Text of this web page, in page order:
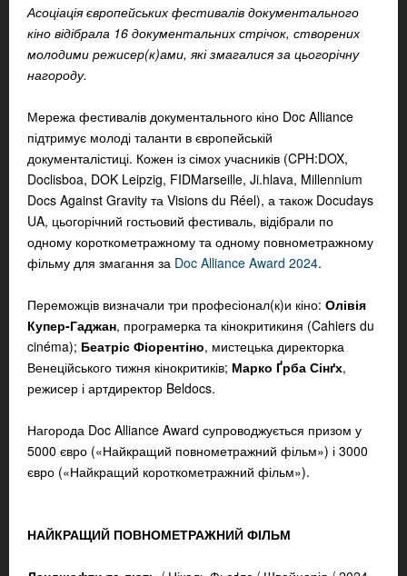
Асоціація європейських фестивалів документального
кіно відібрала 16 документальних стрічок, створених
молодими режисер(к)ами, які змагалися за цьогорічну
нагороду.
Мережа фестивалів документального кіно Doc Alliance
підтримує молоді таланти в європейській
документалістиці. Кожен із сімох учасників (CPH:DOX,
Doclisboa, DOK Leipzig, FIDMarseille, Ji.hlava, Millennium
Docs Against Gravity та Visions du Réel), а також Docudays
UA, цьогорічний гостьовий фестиваль, відібрали по
одному короткометражному та одному повнометражному
фільму для змагання за Doc Alliance Award 2024.
Переможців визначали три професіонал(к)и кіно: Олівія
Купер-Гаджан, програмерка та кінокритикиня (Cahiers du
cinéma); Беатріс Фіорентіно, мистецька директорка
Венеційського тижня кінокритиків; Марко Ґрба Сінґх,
режисер і артдиректор Beldocs.
Нагорода Doc Alliance Award супроводжується призом у
5000 євро («Найкращий повнометражний фільм») і 3000
євро («Найкращий короткометражний фільм»).
НАЙКРАЩИЙ ПОВНОМЕТРАЖНИЙ ФІЛЬМ